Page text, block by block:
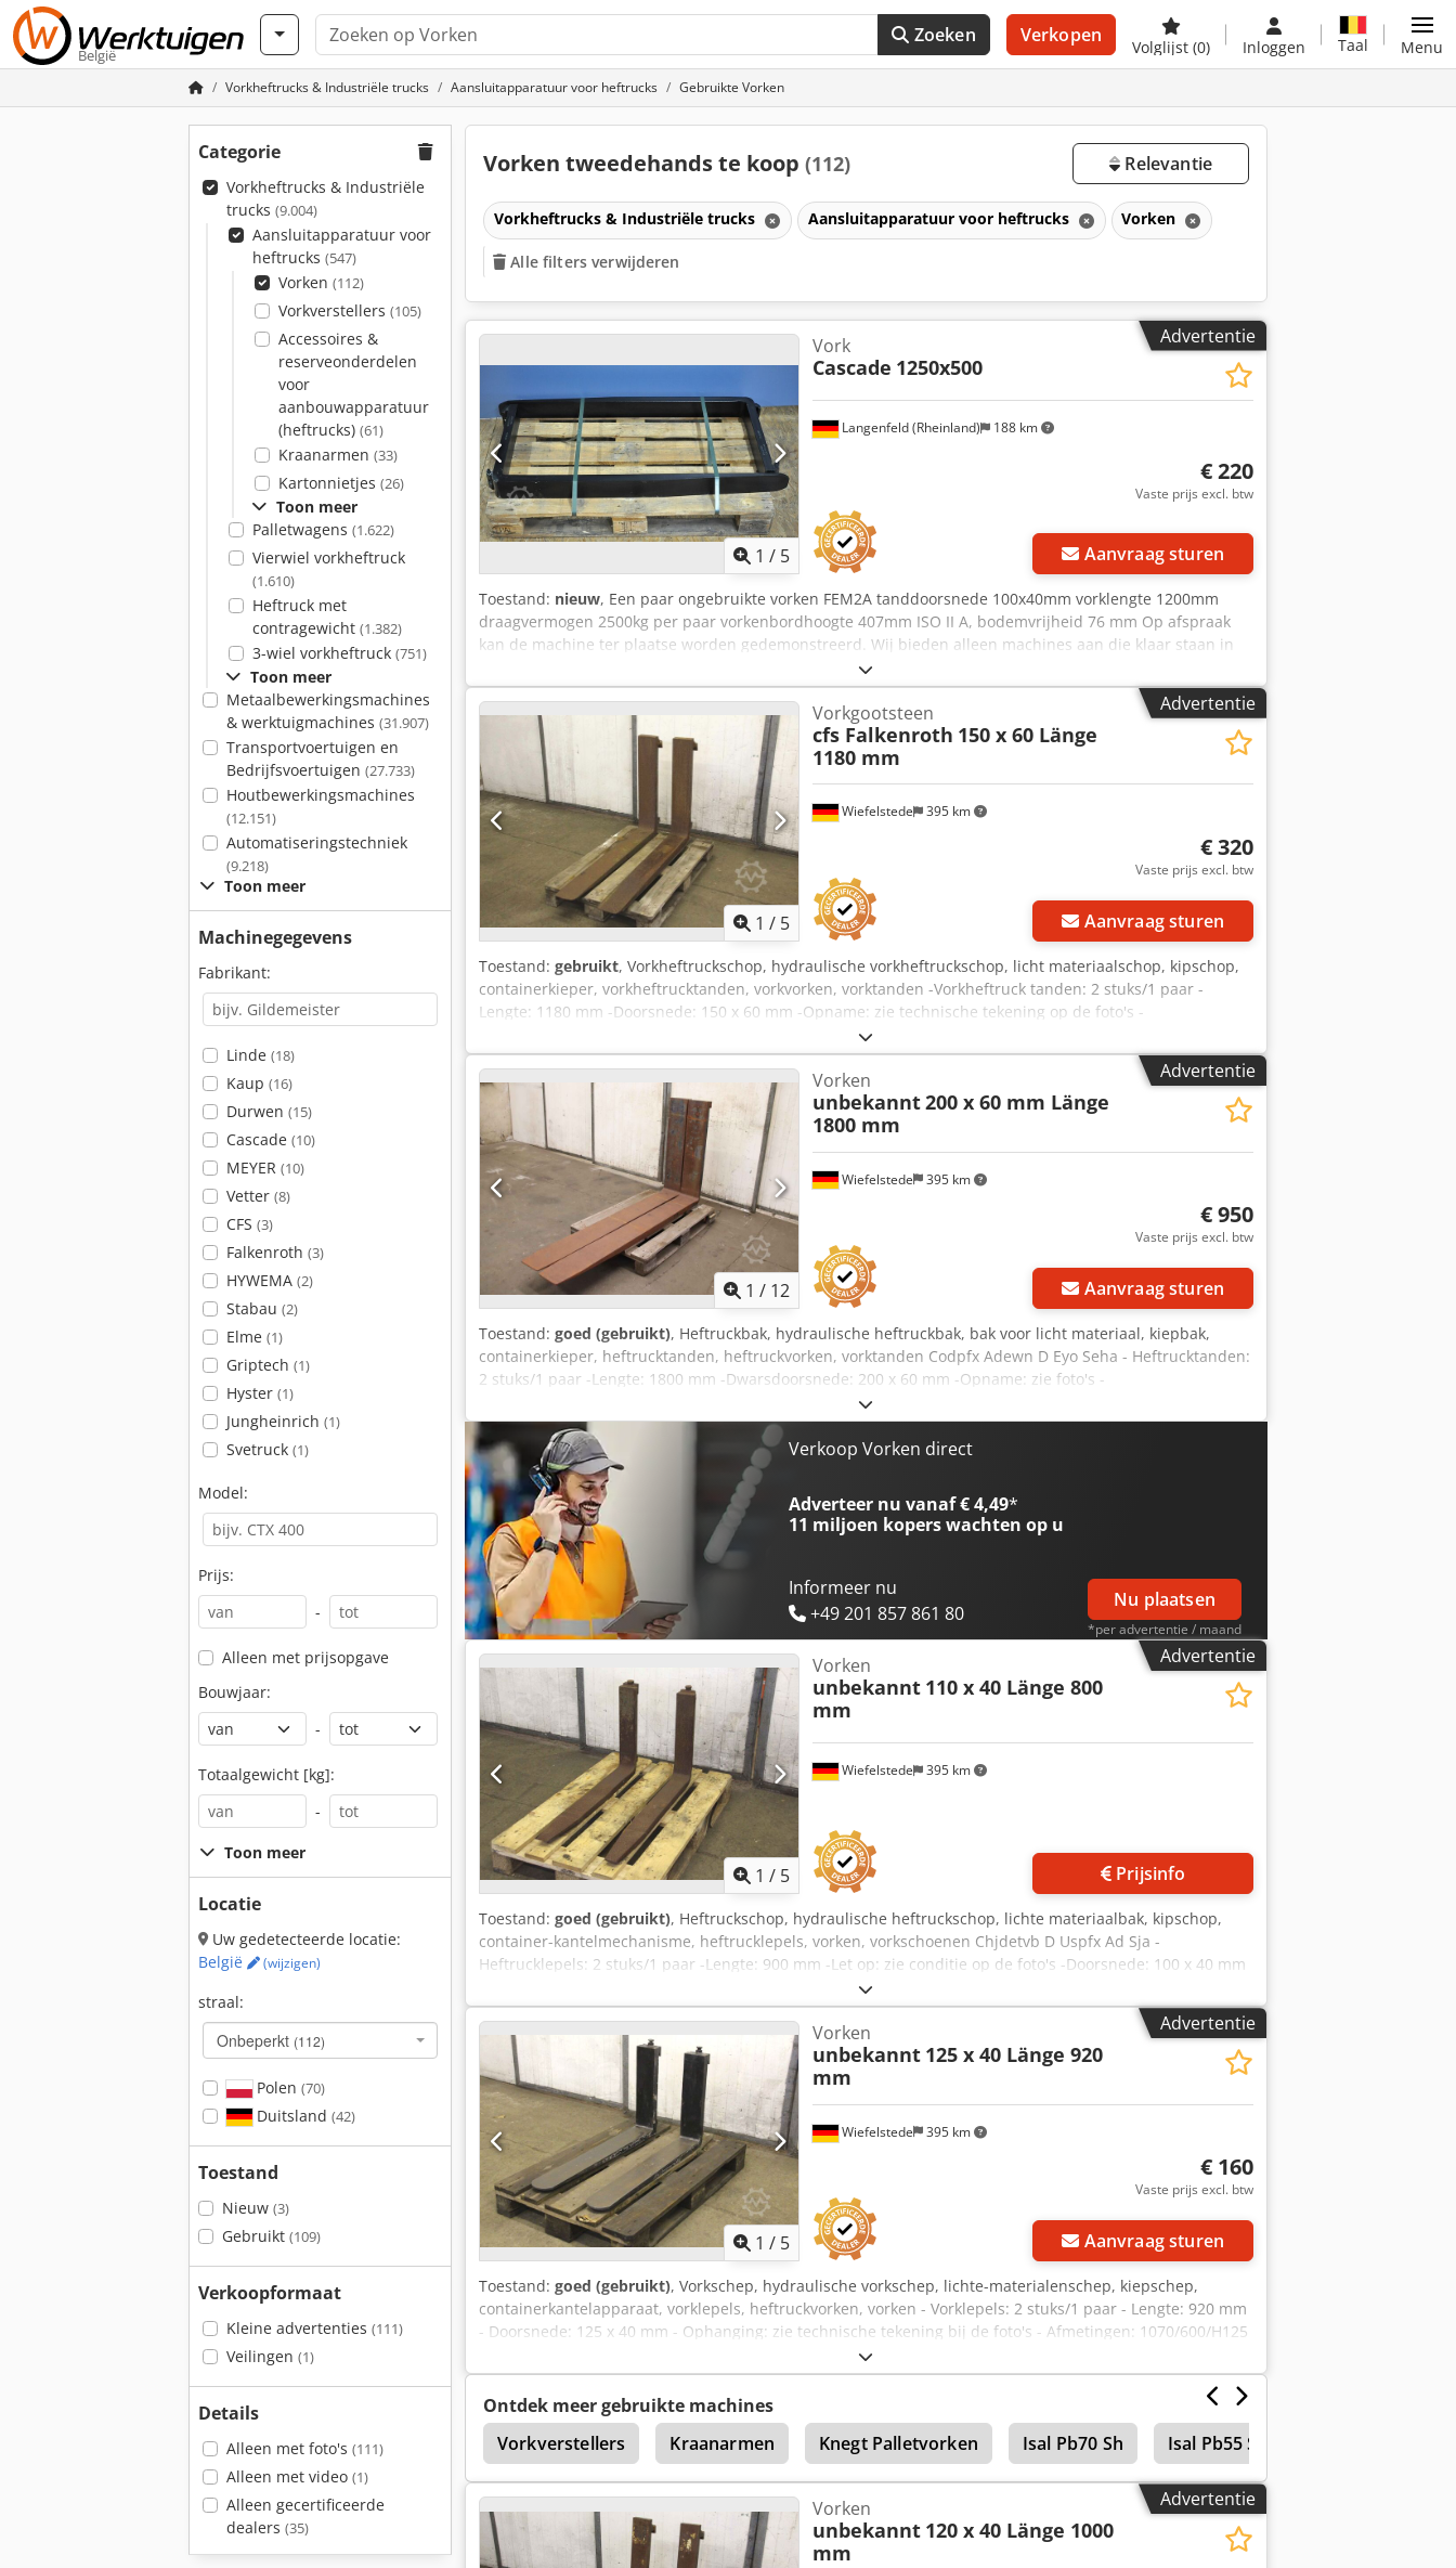
België
Zoeken Verkopen
Volglijst (0) Inloggen Taal Menu
Vorkheftrucks & Industriële trucks Aansluitapparatuur voor heftrucks Gebruikte Vorken
Categorie
Vorkheftrucks & Industriële
trucks (9.004)
Aansluitapparatuur voor
heftrucks (547)
Vorken (112)
Vorkverstellers (105)
Accessoires &
reserveonderdelen
voor
aanbouwapparatuur
(heftrucks) (61)
Kraanarmen (33)
Kartonnietjes (26)
Toon meer
Palletwagens (1.622)
Vierwiel vorkheftruck
(1.610)
Heftruck met
contragewicht (1.382)
3-wiel vorkheftruck (751)
Toon meer
Metaalbewerkingsmachines
& werktuigmachines (31.907)
Transportvoertuigen en
Bedrijfsvoertuigen (27.733)
Houtbewerkingsmachines
(12.151)
Automatiseringstechniek
(9.218)
Toon meer
Machinegegevens
Fabrikant:
Linde (18)
Kaup (16)
Durwen (15)
Cascade (10)
MEYER (10)
Vetter (8)
CFS (3)
Falkenroth (3)
HYWEMA (2)
Stabau (2)
Elme (1)
Griptech (1)
Hyster (1)
Jungheinrich (1)
Svetruck (1)
Model:
Prijs:
-
Alleen met prijsopgave
Bouwjaar:
-
Totaalgewicht [kg]:
-
Toon meer
Locatie
Uw gedetecteerde locatie:
België
(wijzigen)
straal:
Onbeperkt (112)
Polen (70)
Duitsland (42)
Toestand
Nieuw (3)
Gebruikt (109)
Verkoopformaat
Kleine advertenties (111)
Veilingen (1)
Details
Alleen met foto's (111)
Alleen met video (1)
Alleen gecertificeerde
dealers (35)
Vorken tweedehands te koop (112) Relevantie
Vorkheftrucks & Industriële trucks Aansluitapparatuur voor heftrucks Vorken
Alle filters verwijderen
Advertentie
1 / 5
Langenfeld (Rheinland) 188 km
Vork
Cascade 1250x500
€ 220
Vaste prijs excl. btw
Aanvraag sturen
Toestand: nieuw, Een paar ongebruikte vorken FEM2A tanddoorsnede 100x40mm vorklengte 1200mm
draagvermogen 2500kg per paar vorkenbordhoogte 407mm ISO II A, bodemvrijheid 76 mm Op afspraak
kan de machine ter plaatse worden gedemonstreerd. Wij bieden alleen machines aan die klaar staan in
ons magazijn voor demonstratie, zie "andere aanbiedingen van deze leverancier". Chedpfxev Acgge Ad
Sja
Advertentie
1 / 5
Wiefelstede 395 km
Vorkgootsteen
cfs Falkenroth 150 x 60 Länge
1180 mm
€ 320
Vaste prijs excl. btw
Aanvraag sturen
Toestand: gebruikt, Vorkheftruckschop, hydraulische vorkheftruckschop, licht materiaalschop, kipschop,
containerkieper, vorkheftrucktanden, vorkvorken, vorktanden -Vorkheftruck tanden: 2 stuks/1 paar -
Lengte: 1180 mm -Doorsnede: 150 x 60 mm -Opname: zie technische tekening op de foto's -
Vervoerafmetingen: 1400/905/H185 mm -Gewicht: 264 kg Cjdpfx Adegnzyke Soha
Advertentie
1 / 12
Wiefelstede 395 km
Vorken
unbekannt200 x 60 mm Länge
1800 mm
€ 950
Vaste prijs excl. btw
Aanvraag sturen
Toestand: goed (gebruikt), Heftruckbak, hydraulische heftruckbak, bak voor licht materiaal, kiepbak,
containerkieper, heftrucktanden, heftruckvorken, vorktanden Codpfx Adewn D Eyo Seha - Heftrucktanden:
2 stuks/1 paar -Lengte: 1800 mm -Dwarsdoorsnede: 200 x 60 mm -Opname: zie foto's -
Transportafmetingen: 2060/1080/H200 mm -Totaalgewicht: 487 kg
Verkoop Vorken direct
Adverteer nu vanaf € 4,49*
11 miljoen koperswachten op u
Informeer nu
+49 201 857 861 80
Nu plaatsen
*per advertentie / maand
Advertentie
1 / 5
Wiefelstede 395 km
Vorken
unbekannt 110 x 40 Länge 800
mm
Prijsinfo
Toestand: goed (gebruikt), Heftruckschop, hydraulische heftruckschop, lichte materiaalbak, kipschop,
container-kantelmechanisme, heftrucklepels, vorken, vorkschoenen Chjdetvb D Uspfx Ad Sja -
Heftrucklepels: 2 stuks/1 paar -Lengte: 900 mm -Let op: zie conditie op de foto's -Doorsnede: 100 x 40 mm
-Ophanging: 400 mm (zie schets bij de foto's) -Transportafmetingen: 1020/565/H100 mm -Gewicht: 98 kg
Advertentie
1 / 5
Wiefelstede 395 km
Vorken
unbekannt 125 x 40 Länge 920
mm
€ 160
Vaste prijs excl. btw
Aanvraag sturen
Toestand: goed (gebruikt), Vorkschep, hydraulische vorkschep, lichte-materialenschep, kiepschep,
containerkantelapparaat, vorklepels, heftruckvorken, vorken - Vorklepels: 2 stuks/1 paar - Lengte: 920 mm
- Doorsnede: 125 x 40 mm - Ophanging: zie technische tekening bij de foto's - Afmetingen: 1070/600/H125
Ontdek meer gebruikte machines
Vorkverstellers
Kraanarmen Knegt Palletvorken Isal Pb70 Sh Isal Pb55 Sh
Knegt 25 Pk
Advertentie
Vorken
unbekannt 120 x 40 Länge 1000
mm